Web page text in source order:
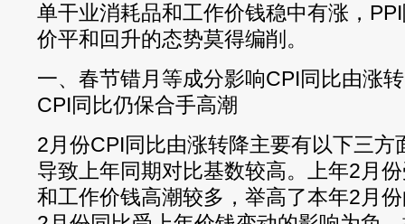
单干业消耗品和工作价钱稳中有涨，
价平和回升的态势莫得编削。
一、春节错月等成分影响CPI同比由涨
CPI同比仍保合手高潮
2月份CPI同比由涨转降主要有以下三方
导致上年同期对比基数较高。上年2月
和工作价钱高潮较多，举高了本年2月